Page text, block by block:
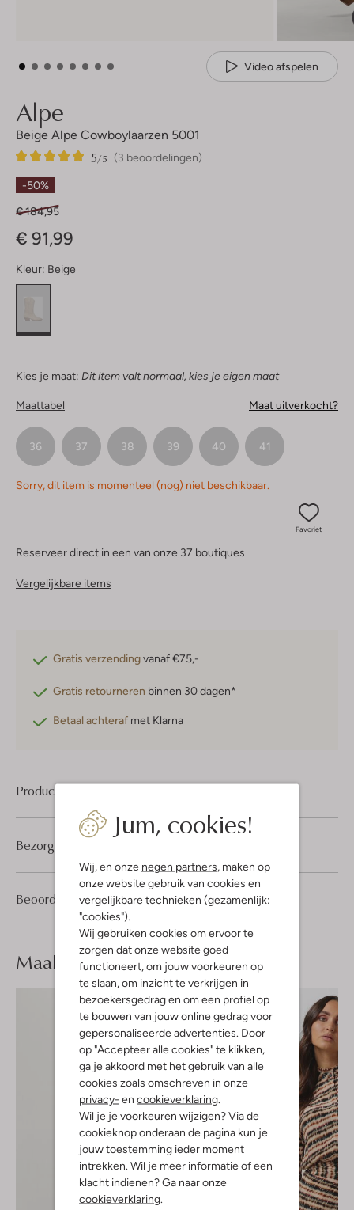
Jum, cookies!
Wij, en onze negen partners, maken op
onze website gebruik van cookies en
vergelijkbare technieken (gezamenlijk:
"cookies").
Wij gebruiken cookies om ervoor te
zorgen dat onze website goed
functioneert, om jouw voorkeuren op
te slaan, om inzicht te verkrijgen in
bezoekersgedrag en om een profiel op
te bouwen van jouw online gedrag voor
gepersonaliseerde advertenties. Door
op "Accepteer alle cookies" te klikken,
ga je akkoord met het gebruik van alle
cookies zoals omschreven in onze
privacy- en cookieverklaring.
Wil je je voorkeuren wijzigen? Via de
cookieknop onderaan de pagina kun je
jouw toestemming ieder moment
intrekken. Wil je meer informatie of een
klacht indienen? Ga naar onze
cookieverklaring.
Video afspelen
Alpe
Beige Alpe Cowboylaarzen 5001
(3 beoordelingen)
5/5
3
5
Sterren
-50%
€ 184,95
€ 91,99
Kleur: Beige
Kies je maat: Dit item valt normaal, kies je eigen maat
Maattabel Maat uitverkocht?
36 37 38 39 40 41
Sorry, dit item is momenteel (nog) niet beschikbaar.
Favoriet
Reserveer direct in een van onze 37 boutiques
Vergelijkbare items
Gratis verzendingvanaf €75,-
Gratis retourneren binnen 30 dagen*
Betaal achteraf met Klarna
Product informatie
Beoordelingen (3) 5/5
3
5
Bezorgen & retourneren
Maak jelook compleet